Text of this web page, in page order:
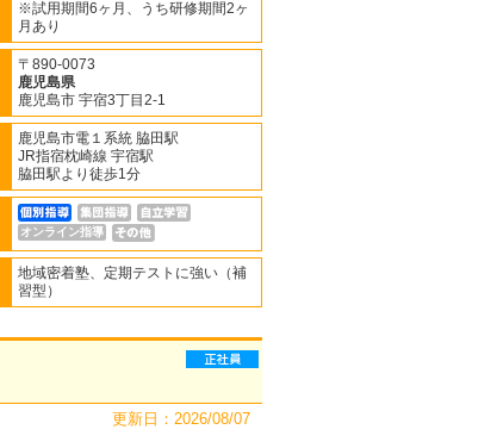
※試用期間6ヶ月、うち研修期間2ヶ
月あり
〒890-0073
鹿児島県
鹿児島市 宇宿3丁目2-1
鹿児島市電１系統 脇田駅
JR指宿枕崎線 宇宿駅
脇田駅より徒歩1分
オンライン指導
地域密着塾、定期テストに強い（補
習型）
更新日：2026/08/07